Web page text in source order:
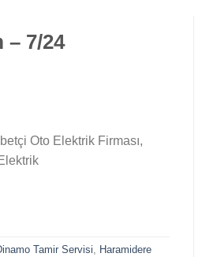
– 7/24
Oto Elektrik Firması,
Tamir Servisi, Haramidere